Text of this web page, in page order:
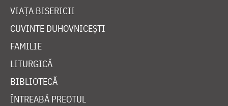
VIAȚA BISERICII
CUVINTE DUHOVNICEȘTI
FAMILIE
LITURGICĂ
BIBLIOTECĂ
ÎNTREABĂ PREOTUL